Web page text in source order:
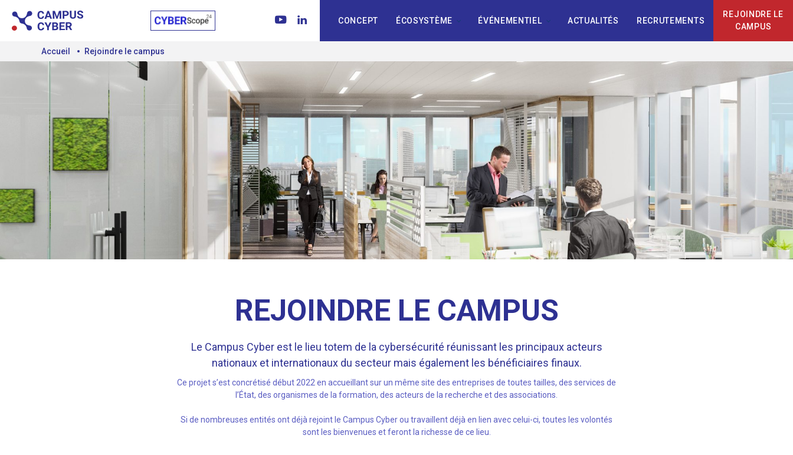
CONCEPT ÉCOSYSTÈME ÉVÉNEMENTIEL ACTUALITÉS RECRUTEMENTS
REJOINDRE LE
CAMPUS
Accueil Rejoindre le campus
REJOINDRE LE CAMPUS
Le Campus Cyber est le lieu totem de la cybersécurité réunissant les principaux acteurs
nationaux et internationaux du secteur mais également les bénéficiaires finaux.
Ce projet s’est concrétisé début 2022 en accueillant sur un même site des entreprises de toutes tailles, des services de
l’État, des organismes de la formation, des acteurs de la recherche et des associations.
Si de nombreuses entités ont déjà rejoint le Campus Cyber ou travaillent déjà en lien avec celui-ci, toutes les volontés
sont les bienvenues et feront la richesse de ce lieu.